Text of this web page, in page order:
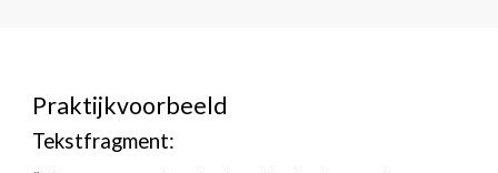
Praktijkvoorbeeld
Tekstfragment: